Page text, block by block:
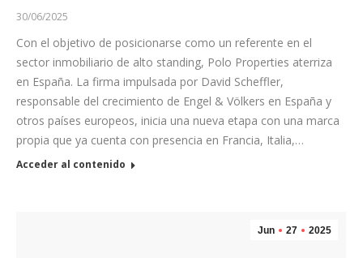
30/06/2025
Con el objetivo de posicionarse como un referente en el
sector inmobiliario de alto standing, Polo Properties aterriza
en España. La firma impulsada por David Scheffler,
responsable del crecimiento de Engel & Völkers en España y
otros países europeos, inicia una nueva etapa con una marca
propia que ya cuenta con presencia en Francia, Italia,…
Acceder al contenido
Jun 27 2025